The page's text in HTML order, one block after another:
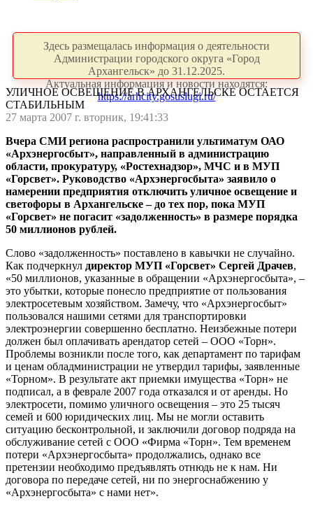
Здесь размещалась информация о деятельности
Администрации городского округа «Город
Архангельск» до 31.12.2025.
Актуальная информация и новости находятся:
https://arhcity.gosuslugi.ru/
УЛИЧНОЕ ОСВЕЩЕНИЕ В АРХАНГЕЛЬСКЕ ОСТАЕТСЯ
СТАБИЛЬНЫМ
27 марта 2007 г. вторник, 19:41:33
Вчера СМИ региона распространили ультиматум ОАО
«Архэнергосбыт», направленный в администрацию
области, прокуратуру, «Ростехнадзор», МЧС и в МУП
«Горсвет». Руководство «Архэнергосбыта» заявило о
намерении предприятия отключить уличное освещение и
светофоры в Архангельске – до тех пор, пока МУП
«Горсвет» не погасит «задолженность» в размере порядка
50 миллионов рублей.
Слово «задолженность» поставлено в кавычки не случайно.
Как подчеркнул директор МУП «Горсвет» Сергей Драчев,
«50 миллионов, указанные в обращении «Архэнергосбыта», –
это убытки, которые понесло предприятие от пользования
электросетевым хозяйством. Замечу, что «Архэнергосбыт»
пользовался нашими сетями для транспортировки
электроэнергии совершенно бесплатно. Неизбежные потери
должен был оплачивать арендатор сетей – ООО «Торн».
Проблемы возникли после того, как департамент по тарифам
и ценам обладминистрации не утвердил тарифы, заявленные
«Торном». В результате акт приемки имущества «Торн» не
подписал, а в феврале 2007 года отказался и от аренды. Но
электросети, помимо уличного освещения – это 25 тысяч
семей и 600 юридических лиц. Мы не могли оставить
ситуацию бесконтрольной, и заключили договор подряда на
обслуживание сетей с ООО «Фирма «Торн». Тем временем
потери «Архэнергосбыта» продолжались, однако все
претензии необходимо предъявлять отнюдь не к нам. Ни
договора по передаче сетей, ни по энергоснабжению у
«Архэнергосбыта» с нами нет».